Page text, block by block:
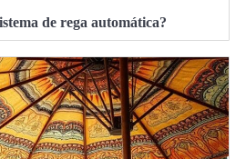
de rega automática?